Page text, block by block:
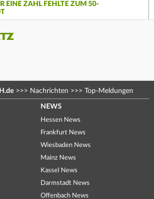
EINE ZAHL FEHLTE ZUM 50-
>>> Nachrichten >>> Top-Meldungen
NEWS
Hessen News
Frankfurt News
Wiesbaden News
Mainz News
Kassel News
Darmstadt News
Offenbach News